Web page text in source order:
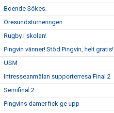
Boende Sökes.
Öresundsturneringen
Rugby i skolan!
Pingvin vänner! Stöd Pingvin, helt gratis!
USM
Intresseanmälan supporterresa Final 2
Semifinal 2
Pingvins damer fick ge upp